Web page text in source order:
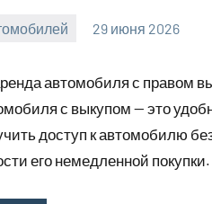
29 июня 2026
автомобиля с правом
с выкупом — это
доступ к автомобилю
его немедленной